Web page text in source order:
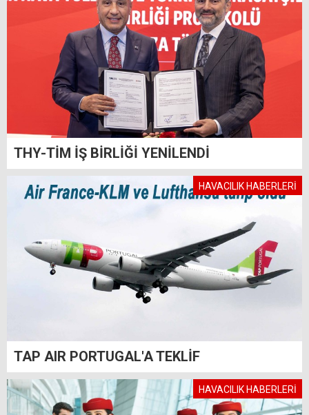
THY-TİM İŞ BİRLİĞİ YENİLENDİ
HAVACILIK HABERLERİ
TAP AIR PORTUGAL'A TEKLİF
HAVACILIK HABERLERİ